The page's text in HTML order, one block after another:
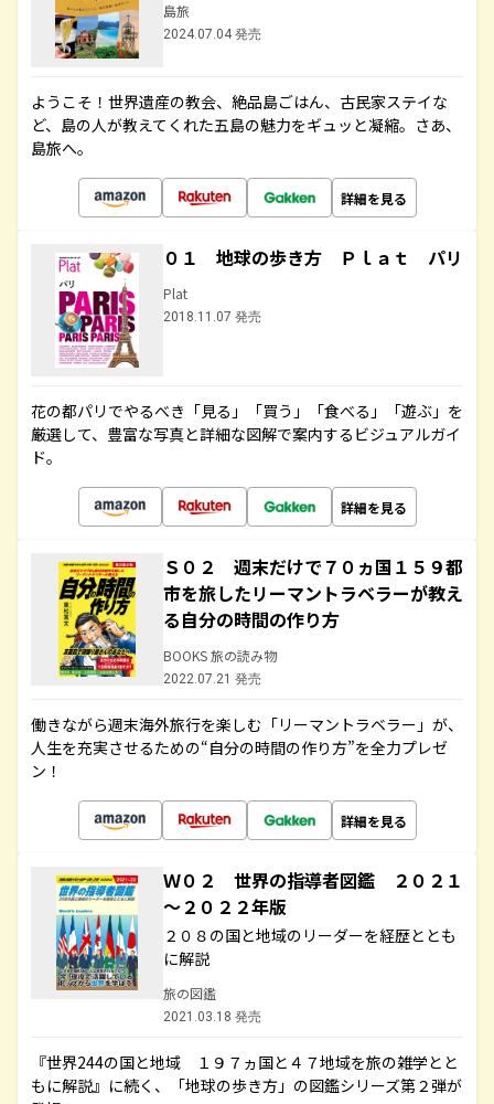
島旅
2024.07.04 発売
ようこそ！世界遺産の教会、絶品島ごはん、古民家ステイな
ど、島の人が教えてくれた五島の魅力をギュッと凝縮。さあ、
島旅へ。
詳細を見る
０１ 地球の歩き方 Ｐｌａｔ パリ
Plat
2018.11.07 発売
花の都パリでやるべき「見る」「買う」「食べる」「遊ぶ」を
厳選して、豊富な写真と詳細な図解で案内するビジュアルガイ
ド。
詳細を見る
Ｓ０２ 週末だけで７０ヵ国１５９都
市を旅したリーマントラベラーが教え
る自分の時間の作り方
BOOKS 旅の読み物
2022.07.21 発売
働きながら週末海外旅行を楽しむ「リーマントラベラー」が、
人生を充実させるための“自分の時間の作り方”を全力プレゼ
ン！
詳細を見る
Ｗ０２ 世界の指導者図鑑 ２０２１
～２０２２年版
２０８の国と地域のリーダーを経歴ととも
に解説
旅の図鑑
2021.03.18 発売
『世界244の国と地域 １９７ヵ国と４７地域を旅の雑学とと
もに解説』に続く、「地球の歩き方」の図鑑シリーズ第２弾が